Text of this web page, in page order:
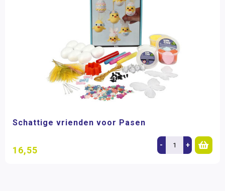
Schattige vrienden voor Pasen
16,55 - +